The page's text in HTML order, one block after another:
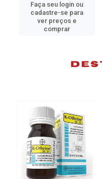
Faça seu login ou
cadastre-se para
ver preços e
comprar